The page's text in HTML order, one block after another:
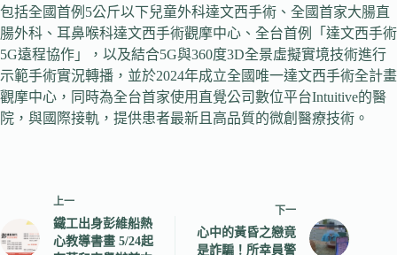
包括全國首例5公斤以下兒童外科達文西手術、全國首家大腸直
腸外科、耳鼻喉科達文西手術觀摩中心、全台首例「達文西手術
5G遠程協作」，以及結合5G與360度3D全景虛擬實境技術進行
示範手術實況轉播，並於2024年成立全國唯一達文西手術全計畫
觀摩中心，同時為全台首家使用直覺公司數位平台Intuitive的醫
院，與國際接軌，提供患者最新且高品質的微創醫療技術。
上一
鐵工出身彭維船熱
心教導書畫 5/24起
下一
心中的黃昏之戀竟
是詐騙！所幸員警